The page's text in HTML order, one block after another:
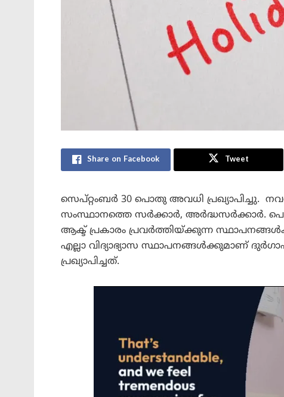
Share on Facebook Tweet
സെപ്റ്റംബർ 30 പൊതു അവധി പ്രഖ്യാപിച്ചു.
സംസ്ഥാനത്തെ സർക്കാർ, അർദ്ധസർക്കാർ.
ആക്ട് പ്രകാരം പ്രവർത്തിയ്ക്കുന്ന
എല്ലാ വിദ്യാഭ്യാസ സ്ഥാപനങ്ങൾക്കുമാണ്
പ്രഖ്യാപിച്ചത്.